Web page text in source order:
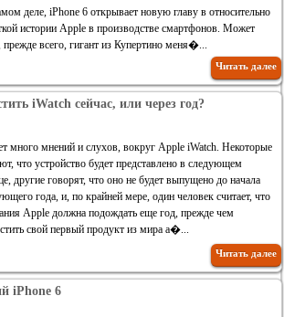
деле, iPhone 6 открывает новую главу в относительно
истории Apple в производстве смартфонов. Может
прежде всего, гигант из Купертино меня�...
Читать далее
iWatch сейчас, или через год?
много мнений и слухов, вокруг Apple iWatch. Некоторые
что устройство будет представлено в следующем
другие говорят, что оно не будет выпущено до начала
года, и, по крайней мере, один человек считает, что
Apple должна подождать еще год, прежде чем
свой ​​первый продукт из мира а�...
Читать далее
iPhone 6